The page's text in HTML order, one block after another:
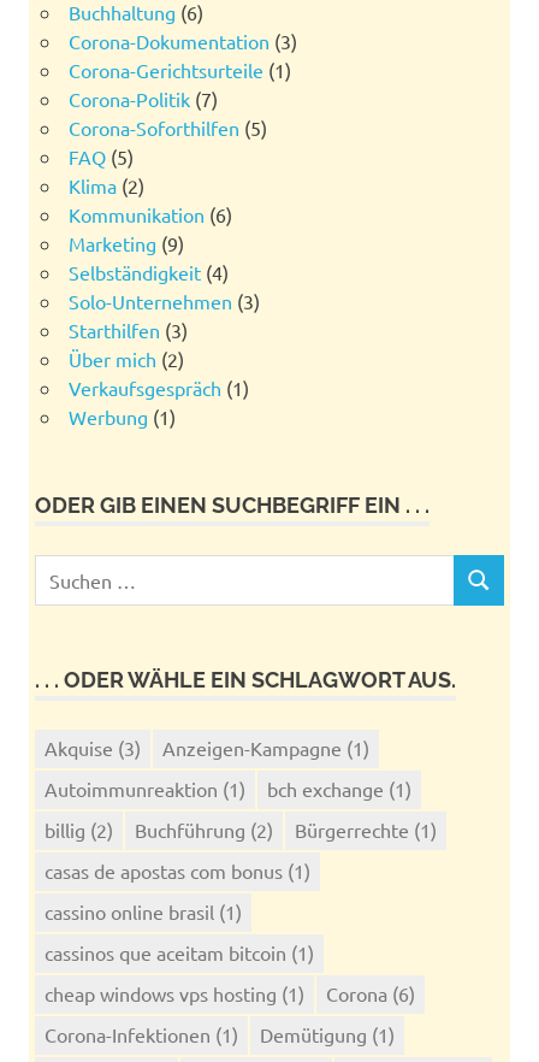
Buchhaltung (6)
Corona-Dokumentation (3)
Corona-Gerichtsurteile (1)
Corona-Politik(7)
Corona-Soforthilfen (5)
FAQ(5)
Klima(2)
Kommunikation (6)
Marketing (9)
Selbständigkeit(4)
Solo-Unternehmen (3)
Starthilfen (3)
Über mich (2)
Verkaufsgespräch (1)
Werbung (1)
ODER GIB EINEN SUCHBEGRIFF EIN . . .
nach:
SUCHEN
. . . ODER WÄHLE EIN SCHLAGWORT AUS.
Akquise (3) Anzeigen-Kampagne (1)
Autoimmunreaktion (1) bch exchange (1)
billig (2) Buchführung (2) Bürgerrechte (1)
casas de apostas com bonus (1)
cassino online brasil (1)
cassinos que aceitam bitcoin (1)
cheap windows vps hosting (1) Corona (6)
Corona-Infektionen (1) Demütigung (1)